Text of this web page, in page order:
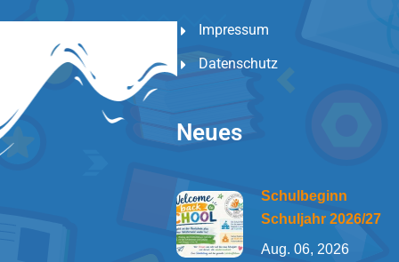
Impressum
Datenschutz
Neues
Schulbeginn
Schuljahr 2026/27
Aug. 06, 2026